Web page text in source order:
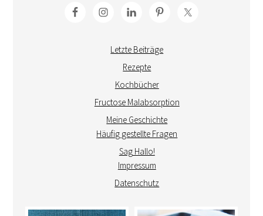
Letzte Beiträge
Rezepte
Kochbücher
Fructose Malabsorption
Meine Geschichte
Häufig gestellte Fragen
Sag Hallo!
Impressum
Datenschutz